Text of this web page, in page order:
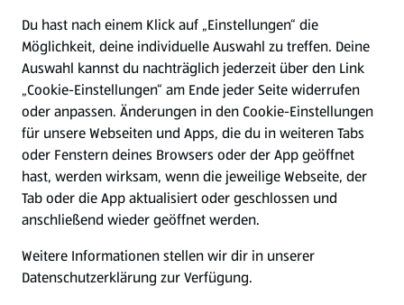
Presse
Hilfe & Kontakt
(öffnet in einem neuen Tab)
Unternehmen
Folge uns hier:
Du hast nach einem Klick auf „Einstellungen“ die
Möglichkeit, deine individuelle Auswahl zu treffen. Deine
Auswahl kannst du nachträglich jederzeit über den Link
„Cookie-Einstellungen“ am Ende jeder Seite widerrufen
oder anpassen. Änderungen in den Cookie-Einstellungen
für unsere Webseiten und Apps, die du in weiteren Tabs
oder Fenstern deines Browsers oder der App geöffnet
hast, werden wirksam, wenn die jeweilige Webseite, der
Tab oder die App aktualisiert oder geschlossen und
anschließend wieder geöffnet werden.
Weitere Informationen stellen wir dir in unserer
Datenschutzerklärung zur Verfügung.